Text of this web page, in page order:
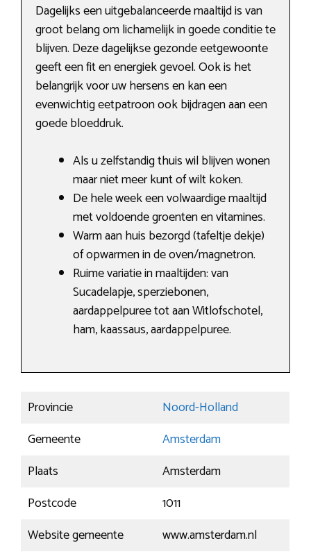
Dagelijks een uitgebalanceerde maaltijd is van
groot belang om lichamelijk in goede conditie te
blijven. Deze dagelijkse gezonde eetgewoonte
geeft een fit en energiek gevoel. Ook is het
belangrijk voor uw hersens en kan een
evenwichtig eetpatroon ook bijdragen aan een
goede bloeddruk.
Als u zelfstandig thuis wil blijven wonen
maar niet meer kunt of wilt koken.
De hele week een volwaardige maaltijd
met voldoende groenten en vitamines.
Warm aan huis bezorgd (tafeltje dekje)
of opwarmen in de oven/magnetron.
Ruime variatie in maaltijden: van
Sucadelapje, sperziebonen,
aardappelpuree tot aan Witlofschotel,
ham, kaassaus, aardappelpuree.
Provincie
Noord-Holland
Gemeente
Amsterdam
Plaats
Amsterdam
Postcode
1011
Website gemeente
www.amsterdam.nl